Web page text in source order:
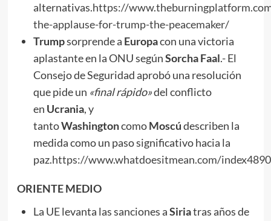
alternativas.https://
the-applause-for-trump-the-peacemaker/
Trumpsorprende a Europacon una victoria
aplastante en la ONU segúnSorcha Faal.- El
Consejo de Seguridad aprobó una resolución
que pide un «finalrápido»del conflicto
en Ucrania, y
tantoWashingtoncomoMoscúdescriben la
medida como un paso significativo hacia la
paz.https://www.whatdoesitmean.com/
ORIENTE MEDIO
La UE levanta las sanciones aSiriatras años de